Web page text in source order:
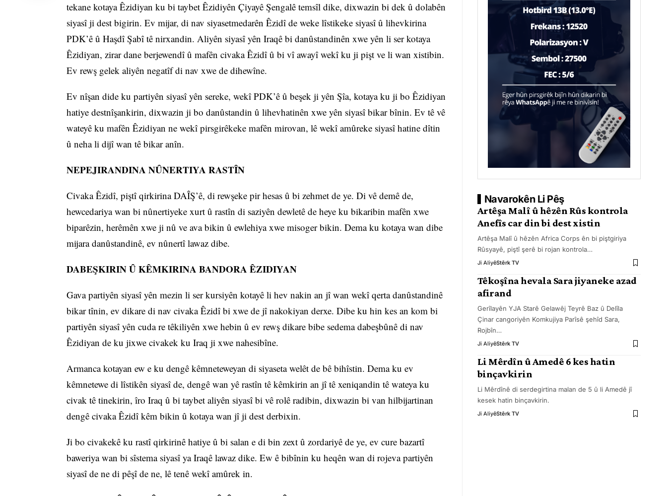
tekane kotaya Êzidiyan ku bi taybet Êzidiyên Çiyayê Şengalê temsîl dike, dixwazin bi dek û dolabên
siyasî ji dest bigirin. Ev mijar, di nav siyasetmedarên Êzidî de weke lîstikeke siyasî û lihevkirina
PDK’ê û Haşdî Şabî tê nirxandin. Aliyên siyasî yên Iraqê bi danûstandinên xwe yên li ser kotaya
Êzidiyan, zirar dane berjewendî û mafên civaka Êzidî û bi vî awayî wekî ku ji pişt ve li wan xistibin.
Ev rewş gelek aliyên negatîf di nav xwe de dihewîne.
Ev nîşan dide ku partiyên siyasî yên sereke, wekî PDK’ê û beşek ji yên Şîa, kotaya ku ji bo Êzidiyan
hatiye destnîşankirin, dixwazin ji bo danûstandin û lihevhatinên xwe yên siyasî bikar bînin. Ev tê vê
wateyê ku mafên Êzidiyan ne wekî pirsgirêkeke mafên mirovan, lê wekî amûreke siyasî hatine dîtin
û neha li dijî wan tê bikar anîn.
NEPEJIRANDINA NÛNERTIYA RASTÎN
Civaka Êzidî, piştî qirkirina DAÎŞ’ê, di rewşeke pir hesas û bi zehmet de ye. Di vê demê de,
hewcedariya wan bi nûnertiyeke xurt û rastîn di saziyên dewletê de heye ku bikaribin mafên xwe
biparêzin, herêmên xwe ji nû ve ava bikin û ewlehiya xwe misoger bikin. Dema ku kotaya wan dibe
mijara danûstandinê, ev nûnertî lawaz dibe.
DABEŞKIRIN Û KÊMKIRINA BANDORA ÊZIDIYAN
Gava partiyên siyasî yên mezin li ser kursiyên kotayê li hev nakin an jî wan wekî qerta danûstandinê
bikar tînin, ev dikare di nav civaka Êzidî bi xwe de jî nakokiyan derxe. Dibe ku hin kes an kom bi
partiyên siyasî yên cuda re têkiliyên xwe hebin û ev rewş dikare bibe sedema dabeşbûnê di nav
Êzidiyan de ku jixwe civakek ku Iraq ji xwe nahesibîne.
Armanca kotayan ew e ku dengê kêmneteweyan di siyaseta welêt de bê bihîstin. Dema ku ev
kêmnetewe di lîstikên siyasî de, dengê wan yê rastîn tê kêmkirin an jî tê xeniqandin tê wateya ku
civak tê tinekirin, îro Iraq û bi taybet aliyên siyasî bi vê rolê radibin, dixwazin bi van hilbijartinan
dengê civaka Êzidî kêm bikin û kotaya wan jî ji dest derbixin.
Ji bo civakekê ku rastî qirkirinê hatiye û bi salan e di bin zext û zordariyê de ye, ev cure bazartî
baweriya wan bi sîstema siyasî ya Iraqê lawaz dike. Ew ê bibînin ku heqên wan di rojeva partiyên
siyasî de ne di pêşî de ne, lê tenê wekî amûrek in.
Navarokên Li Pêş
Artêşa Malî û hêzên Rûs kontrola
Anefîs car din bi dest xistin
Artêşa Malî û hêzên Africa Corps ên bi piştgiriya
Rûsyayê, piştî şerê bi rojan kontrola…
Ji AliyêStêrk TV
Têkoşîna hevala Sara jiyaneke azad
afirand
Gerîlayên YJA Starê Gelawêj Teyrê Baz û Delîla
Çinar cangoriyên Komkujiya Parîsê şehîd Sara,
Rojbîn…
Ji AliyêStêrk TV
Li Mêrdîn û Amedê 6 kes hatin
binçavkirin
Li Mêrdînê di serdegirtina malan de 5 û li Amedê jî
kesek hatin binçavkirin.
Ji AliyêStêrk TV